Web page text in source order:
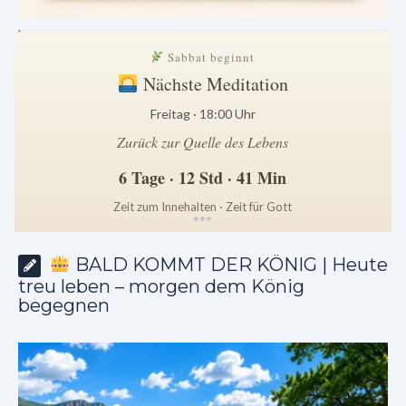
.
Sabbat beginnt
Nächste Meditation
Freitag · 18:00 Uhr
Zurück zur Quelle des Lebens
6 Tage · 12 Std · 41 Min
Zeit zum Innehalten · Zeit für Gott
***
BALD KOMMT DER KÖNIG | Heute
treu leben – morgen dem König
begegnen